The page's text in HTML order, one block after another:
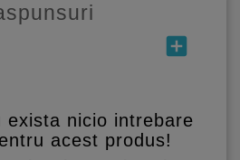
add_box
exista nicio intrebare
acest produs!